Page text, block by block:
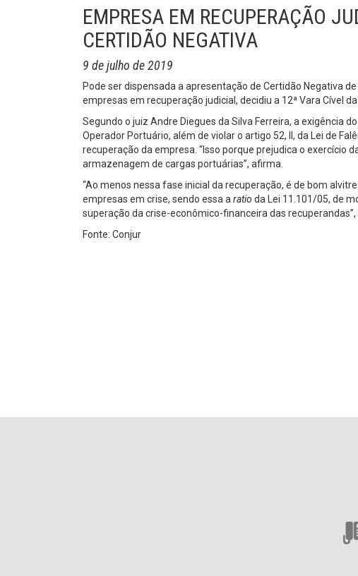
EMPRESA EM RECUPERAÇÃO
CERTIDÃO NEGATIVA
9 de julho de 2019
Pode ser dispensada a apresentação de Certidão Negativa
empresas em recuperação judicial, decidiu a 12ª Vara Cível
Segundo o juiz Andre Diegues da Silva Ferreira, a exigência
Operador Portuário, além de violar o artigo 52, II, da Lei de
recuperação da empresa. “Isso porque prejudica o exercício
armazenagem de cargas portuárias”, afirma.
“Ao menos nessa fase inicial da recuperação, é de bom
empresas em crise, sendo essa a ratio da Lei 11.101/05, de
superação da crise-econômico-financeira das recuperandas”,
Fonte: Conjur